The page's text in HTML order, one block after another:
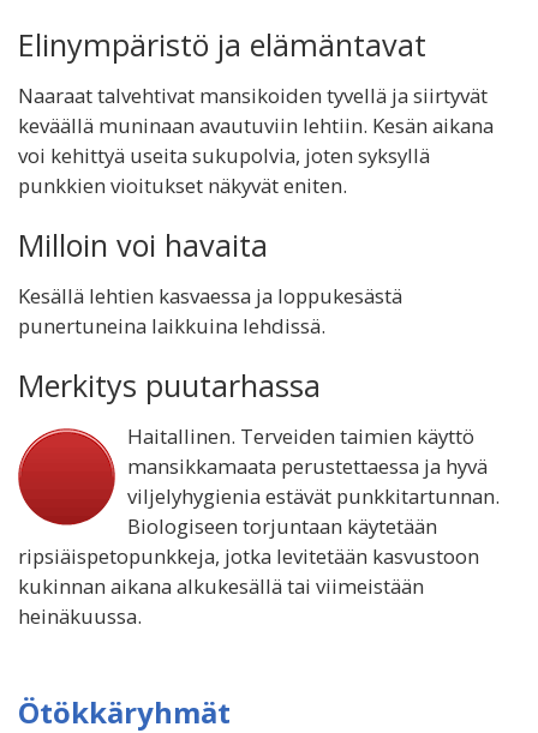
Elinympäristö ja elämäntavat
Naaraat talvehtivat mansikoiden tyvellä ja siirtyvät
keväällä muninaan avautuviin lehtiin. Kesän aikana
voi kehittyä useita sukupolvia, joten syksyllä
punkkien vioitukset näkyvät eniten.
Milloin voi havaita
Kesällä lehtien kasvaessa ja loppukesästä
punertuneina laikkuina lehdissä.
Merkitys puutarhassa
Haitallinen. Terveiden taimien käyttö
mansikkamaata perustettaessa ja hyvä
viljelyhygienia estävät punkkitartunnan.
Biologiseen torjuntaan käytetään
ripsiäispetopunkkeja, jotka levitetään kasvustoon
kukinnan aikana alkukesällä tai viimeistään
heinäkuussa.
Ötökkäryhmät